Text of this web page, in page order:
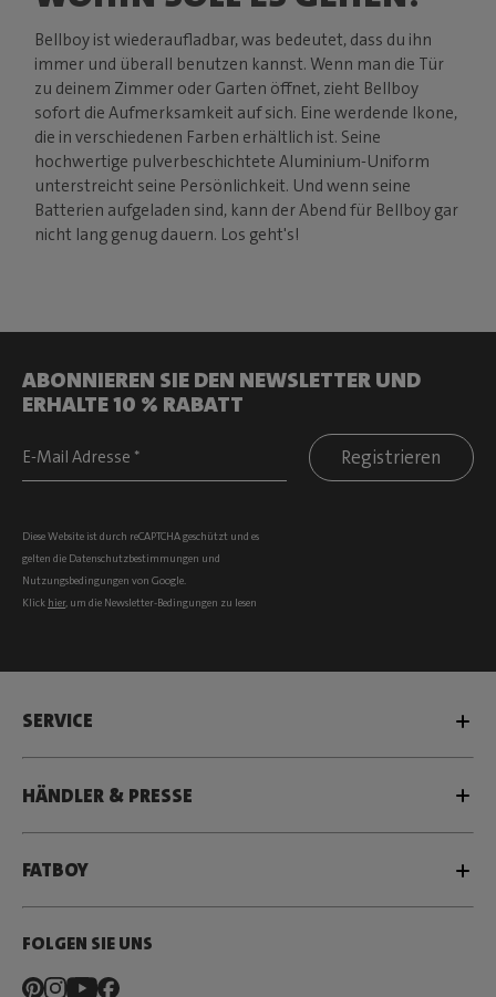
Bellboy ist wiederaufladbar, was bedeutet, dass du ihn
immer und überall benutzen kannst. Wenn man die Tür
zu deinem Zimmer oder Garten öffnet, zieht Bellboy
sofort die Aufmerksamkeit auf sich. Eine werdende Ikone,
die in verschiedenen Farben erhältlich ist. Seine
hochwertige pulverbeschichtete Aluminium-Uniform
unterstreicht seine Persönlichkeit. Und wenn seine
Batterien aufgeladen sind, kann der Abend für Bellboy gar
nicht lang genug dauern. Los geht's!
ABONNIEREN SIE DEN NEWSLETTER UND
ERHALTE 10 % RABATT
Registrieren
Diese Website ist durch reCAPTCHA geschützt und es
gelten die Datenschutzbestimmungen und
Nutzungsbedingungen von Google.
Klick hier, um die Newsletter-Bedingungen zu lesen
SERVICE
HÄNDLER & PRESSE
FATBOY
FOLGEN SIE UNS